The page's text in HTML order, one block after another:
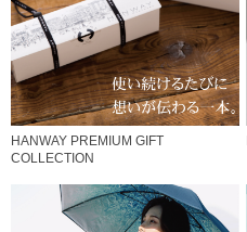
HANWAY PREMIUM GIFT
COLLECTION